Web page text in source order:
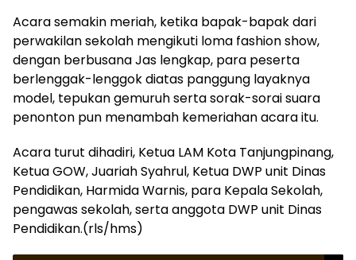
Acara semakin meriah, ketika bapak-bapak dari
perwakilan sekolah mengikuti loma fashion show,
dengan berbusana Jas lengkap, para peserta
berlenggak-lenggok diatas panggung layaknya
model, tepukan gemuruh serta sorak-sorai suara
penonton pun menambah kemeriahan acara itu.
Acara turut dihadiri, Ketua LAM Kota Tanjungpinang,
Ketua GOW, Juariah Syahrul, Ketua DWP unit Dinas
Pendidikan, Harmida Warnis, para Kepala Sekolah,
pengawas sekolah, serta anggota DWP unit Dinas
Pendidikan.(rls/hms)